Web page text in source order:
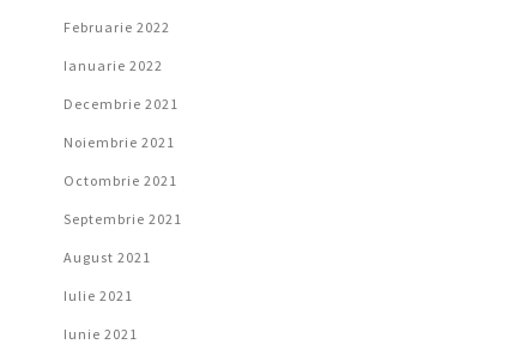
Februarie 2022
Ianuarie 2022
Decembrie 2021
Noiembrie 2021
Octombrie 2021
Septembrie 2021
August 2021
Iulie 2021
Iunie 2021